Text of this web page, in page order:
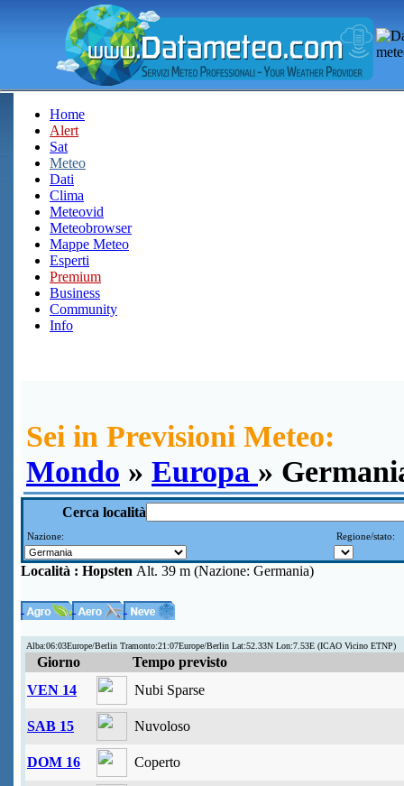
Home
Alert
Sat
Meteo
Dati
Clima
Meteovid
Meteobrowser
Mappe Meteo
Esperti
Premium
Business
Community
Info
Sei in Previsioni Meteo:
Mondo » Europa »
Cerca località
Nazione: Regione/stato:
Località : Hopsten Alt. 39 m (Nazione: Germania)
Alba:06:03Europe/Berlin Tramonto:21:07Europe/Berlin Lat:52.33N Lon:7.53E (ICAO Vicino ETNP)
Giorno
Tempo previsto
VEN 14
Nubi Sparse
SAB 15 Nuvoloso
DOM 16 Coperto